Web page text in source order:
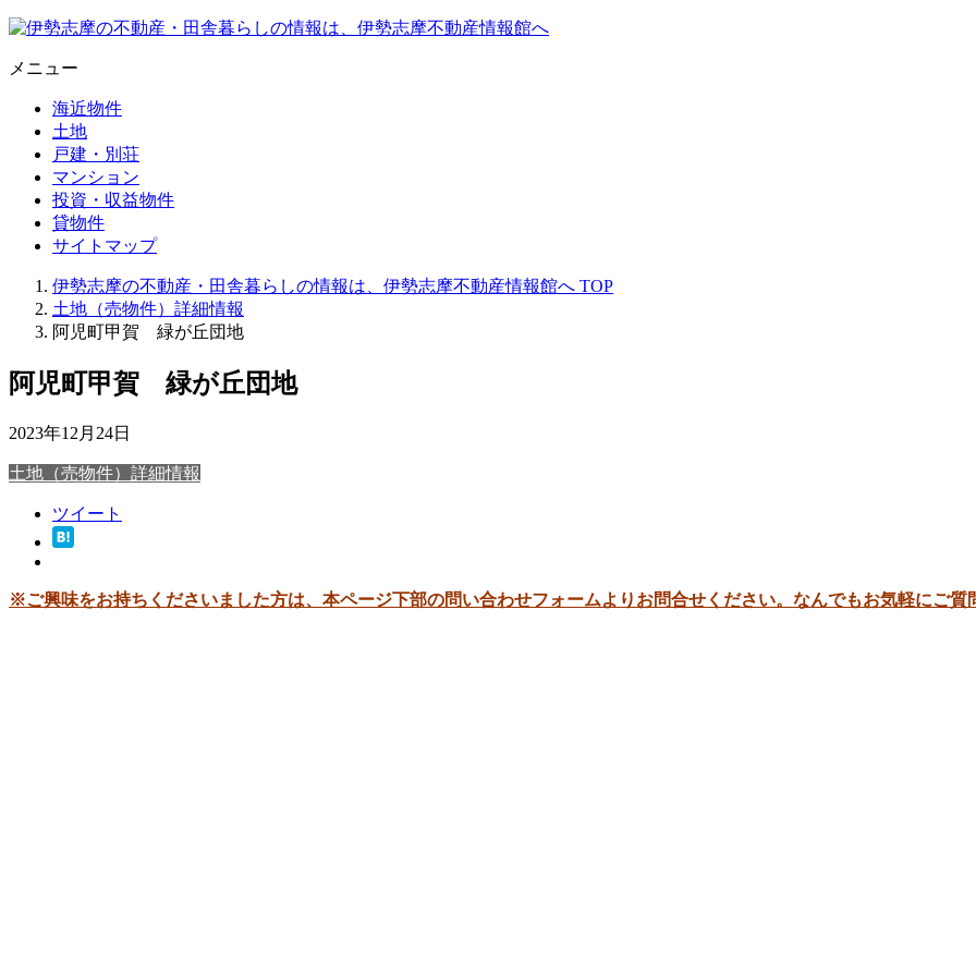
メニュー
海近物件
土地
戸建・別荘
マンション
投資・収益物件
貸物件
サイトマップ
伊勢志摩の不動産・田舎暮らしの情報は、伊勢志摩不動産情報館へ TOP
土地（売物件）詳細情報
阿児町甲賀 緑が丘団地
阿児町甲賀 緑が丘団地
2023年12月24日
土地（売物件）詳細情報
ツイート
※ご興味をお持ちくださいました方は、本ページ下部の問い合わせフォームよりお問合せください。なんでもお気軽にご質